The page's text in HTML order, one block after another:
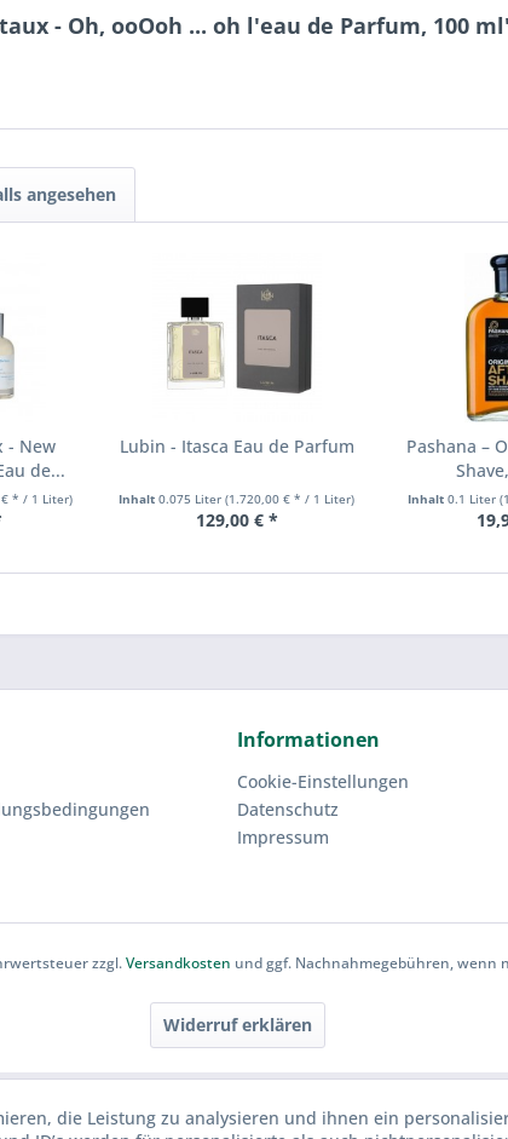
- Oh, ooOoh ... oh l'eau de Parfum, 100
angesehen
- New
de...
* / 1 Liter)
Lubin - Itasca Eau de Parfum
Inhalt0.075 Liter(1.720,00 € * / 1 Liter)
129,00 € *
Pashana –
Inhalt 0.1 Liter
Informationen
Cookie-Einstellungen
Datenschutz
Impressum
zzgl.Versandkosten und ggf. Nachnahmegebühren, wenn
Widerruf erklären
die Leistung zu analysieren und ihnen ein